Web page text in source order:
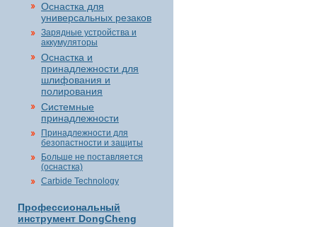
Оснастка для
универсальных резаков
Зарядные устройства и
аккумуляторы
Оснастка и
принадлежности для
шлифования и
полирования
Системные
принадлежности
Принадлежности для
безопастности и защиты
Больше не поставляется
(оснастка)
Carbide Technology
Профессиональный
инструмент DongCheng